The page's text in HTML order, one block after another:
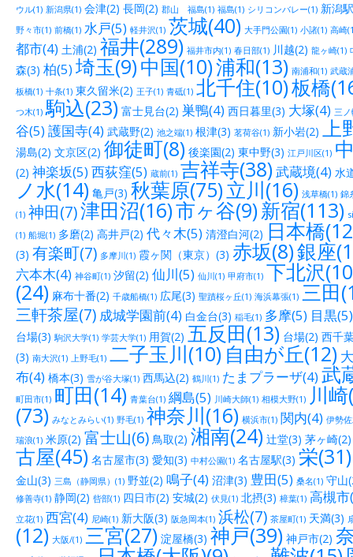
ウル(1) 新潟県(1) 会津(2) 長岡(2) 郡山 福島(1) 福島(1) シリコンバレー(1) 新潟
野々市(1) 前橋(1) 水戸(5) 軽井沢(1) 茨城(40) 大手門公園(1) 小諸(1) 高崎
都市(4) 土浦(2) 福井(289) 福井市内(1) 春日部(1) 川越(2) 龍ヶ崎(1)
森(3) 柏(5)埼玉(9)中国(10)浦和(13) 南浦和(1) 武蔵
板橋(1) 十条(1) 東久留米(2) 王子(1) 青砥(1) 北千住(10)板橋
つ木(1) 駒込(23) 富士見台(2) 巣鴨(4) 西日暮里(3) 大塚(4) 三ノ
谷(5)護国寺(4) 武蔵野(2) 池之端(1) 根津(3) 茗荷谷(1) 新小岩(2) 上
湯島(2) 文京区(2) 御徒町(8) 後楽園(2) 東中野(3) 江戸川区(1)
(2) 神楽坂(5)西荻窪(5) 蔵前(1) 吉祥寺(38)武蔵境(4) 水
ノ水(14) 亀戸(3) 秋葉原(75)立川(16) 浅草橋(1) 錦
(1) 神田(7)津田沼(16)市ヶ谷(9)新宿(113)
(1) 船堀(1) 多磨(2) 高井戸(2) 代々木(5) 清澄白河(2) 日本橋
(3) 有楽町(7) 多摩川(1) 霞ヶ関（東京）(3) 赤坂(8)銀座
六本木(4) 神谷町(1) 汐留(2) 仙川(5) 仙川(1) 甲府市(1) 下北沢
(24) 麻布十番(2) 千歳船橋(1) 広尾(3) 聖蹟桜ヶ丘(1) 海浜幕張(1) 三田
三軒茶屋(7) 成城学園前(4) 白金台(3) 稲毛(1) 多摩(5) 目黒(5)
台場(3) 駒沢大学(1) 学芸大学(1) 用賀(2) 五反田(13) 台場(2) 西千
(3) 南大沢(1) 上野毛(1) 二子玉川(10) 自由が丘(12)
布(4) 橋本(3) 雪が谷大塚(1) 西馬込(2) 鶴川(1) たまプラーザ(4)武
町田市(1) 町田(14) 青葉台(1) 綱島(5) 川崎大師(1) 相模大野(1) 川
(73) みなとみらい(1) 野毛(1) 神奈川(16) 横浜市(1) 関内(4) 伊勢
瑞浪(1) 米原(2) 富士山(6) 鳥取(2) 湘南(24) 辻堂(3) 茅ヶ崎(2)
古屋(45) 名古屋市(3) 愛知(3) 中村公園(1) 名古屋駅(3) 栄(31)
金山(3) 三島（静岡県）(1) 野並(2) 鳴子(4) 沼津(3) 豊田(5) 桑名(1) 守山
修善寺(1) 静岡(2) 呰部(1) 四日市(2) 安城(2) 伏見(1) 北摂(3) 樟葉(1) 高槻市
立花(1) 西宮(4) 尼崎(1) 新大阪(3) 阪急岡本(1) 浜松(7) 茶屋町(1) 天満(3)
(12) 大阪/(1) 三宮(27) 淀屋橋(3) 神戸(39) 神戸市(2)